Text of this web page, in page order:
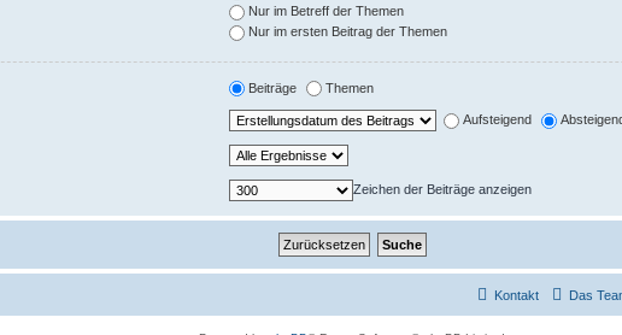
Nur im Betreff der Themen
Nur im ersten Beitrag der Themen
Beiträge Themen
Aufsteigend
Zeichen der Beiträge anzeigen
Das
Kontakt